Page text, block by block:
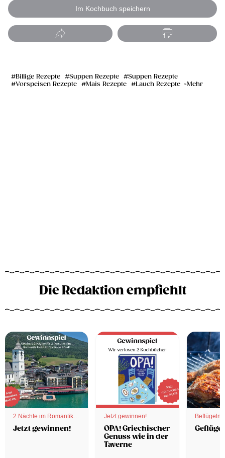
Im Kochbuch speichern
Billige Rezepte Suppen Rezepte
Suppen Rezepte
Vorspeisen Rezepte
Mais Rezepte Lauch Rezepte Mehr
Die Redaktion empfiehlt
2 Nächte im Romantik
Hotel
Jetzt gewinnen!
Jetzt gewinnen!
OPA! Griechischer
Genuss wie in der
Taverne